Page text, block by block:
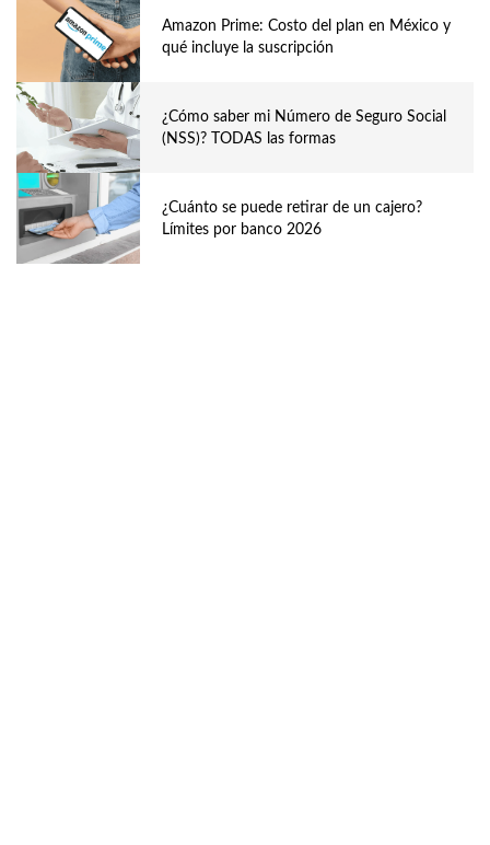
Amazon Prime: Costo del plan en México y
qué incluye la suscripción
¿Cómo saber mi Número de Seguro Social
(NSS)? TODAS las formas
¿Cuánto se puede retirar de un cajero?
Límites por banco 2026